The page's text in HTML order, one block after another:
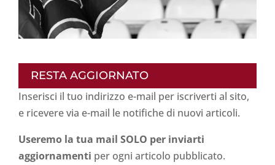
RESTA AGGIORNATO
Inserisci il tuo indirizzo e-mail per iscriverti al sito,
e ricevere via e-mail le notifiche di nuovi articoli.
Useremo la tua mail SOLO per inviarti
aggiornamenti per ogni articolo pubblicato.